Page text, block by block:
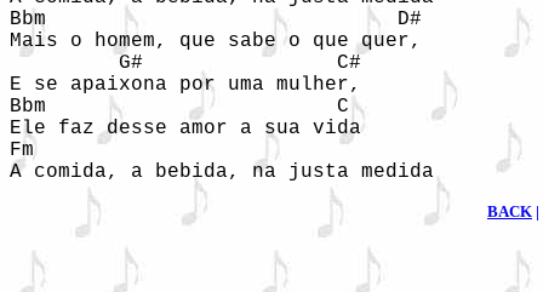
Bbm                             D#
Mais o homem, que sabe o que quer,
         G#                C#
E se apaixona por uma mulher,
Bbm
Ele faz desse amor a sua vida
Fm
BACK |